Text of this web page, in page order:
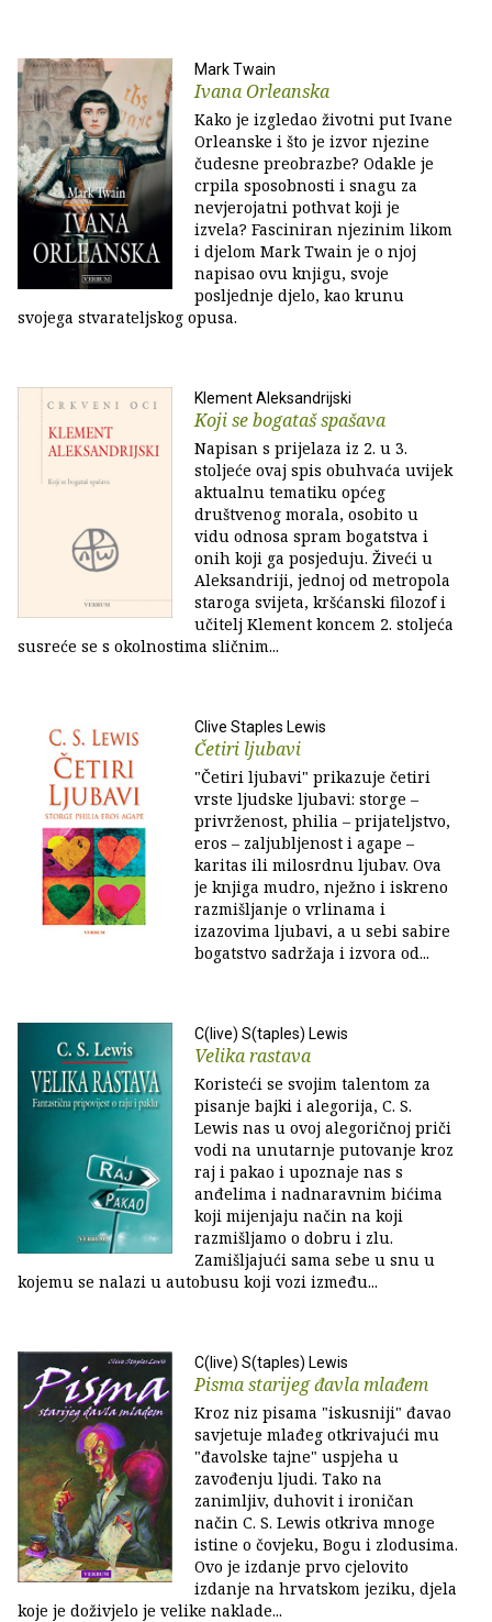
Mark Twain
Ivana Orleanska
Kako je izgledao životni put Ivane
Orleanske i što je izvor njezine
čudesne preobrazbe? Odakle je
crpila sposobnosti i snagu za
nevjerojatni pothvat koji je
izvela? Fasciniran njezinim likom
i djelom Mark Twain je o njoj
napisao ovu knjigu, svoje
posljednje djelo, kao krunu
svojega stvarateljskog opusa.
Klement Aleksandrijski
Koji se bogataš spašava
Napisan s prijelaza iz 2. u 3.
stoljeće ovaj spis obuhvaća uvijek
aktualnu tematiku općeg
društvenog morala, osobito u
vidu odnosa spram bogatstva i
onih koji ga posjeduju. Živeći u
Aleksandriji, jednoj od metropola
staroga svijeta, kršćanski filozof i
učitelj Klement koncem 2. stoljeća
susreće se s okolnostima sličnim...
Clive Staples Lewis
Četiri ljubavi
"Četiri ljubavi" prikazuje četiri
vrste ljudske ljubavi: storge –
privrženost, philia – prijateljstvo,
eros – zaljubljenost i agape –
karitas ili milosrdnu ljubav. Ova
je knjiga mudro, nježno i iskreno
razmišljanje o vrlinama i
izazovima ljubavi, a u sebi sabire
bogatstvo sadržaja i izvora od...
C(live) S(taples) Lewis
Velika rastava
Koristeći se svojim talentom za
pisanje bajki i alegorija, C. S.
Lewis nas u ovoj alegoričnoj priči
vodi na unutarnje putovanje kroz
raj i pakao i upoznaje nas s
anđelima i nadnaravnim bićima
koji mijenjaju način na koji
razmišljamo o dobru i zlu.
Zamišljajući sama sebe u snu u
kojemu se nalazi u autobusu koji vozi između...
C(live) S(taples) Lewis
Pisma starijeg đavla mlađem
Kroz niz pisama "iskusniji" đavao
savjetuje mlađeg otkrivajući mu
"đavolske tajne" uspjeha u
zavođenju ljudi. Tako na
zanimljiv, duhovit i ironičan
način C. S. Lewis otkriva mnoge
istine o čovjeku, Bogu i zlodusima.
Ovo je izdanje prvo cjelovito
izdanje na hrvatskom jeziku, djela
koje je doživjelo je velike naklade...